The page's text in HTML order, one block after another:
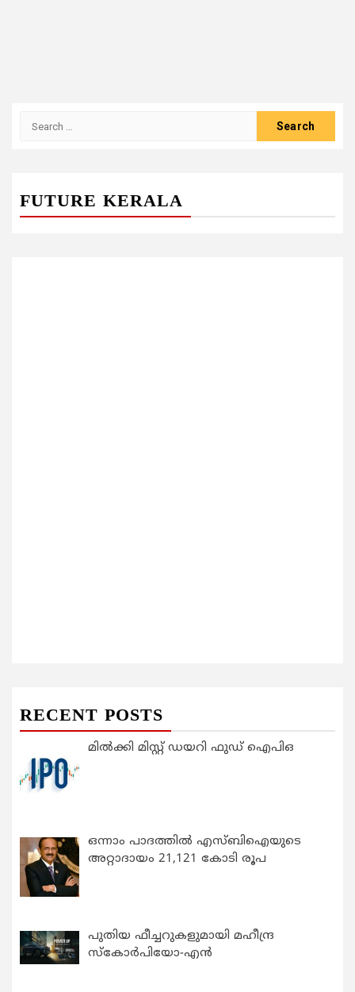
FUTURE KERALA
RECENT POSTS
മിൽക്കി മിസ്റ്റ് ഡയറി ഫുഡ് ഐപിഒ
ഒന്നാം പാദത്തിൽ എസ്ബിഐയുടെ
അറ്റാദായം 21,121 കോടി രൂപ
പുതിയ ഫീച്ചറുകളുമായി മഹീന്ദ്ര
സ്കോർപിയോ-എൻ